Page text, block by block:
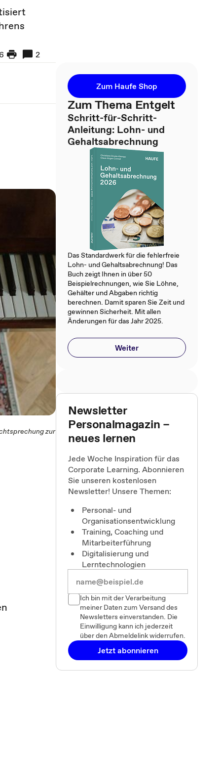
2
zur
Zum Haufe Shop
Zum Thema Entgelt
Schritt-für-Schritt-
Anleitung: Lohn- und
Gehaltsabrechnung
Das Standardwerk für die fehlerfreie
Lohn- und Gehaltsabrechnung! Das
Buch zeigt Ihnen in über 50
Beispielrechnungen, wie Sie Löhne,
Gehälter und Abgaben richtig
berechnen. Damit sparen Sie Zeit und
gewinnen Sicherheit. Mit allen
Änderungen für das Jahr 2025.
Weiter
Newsletter
Personalmagazin –
neues lernen
Jede Woche Inspiration für das
Corporate Learning. Abonnieren
Sie unseren kostenlosen
Newsletter! Unsere Themen:
Personal- und
Organisationsentwicklung
Training, Coaching und
Mitarbeiterführung
Digitalisierung und
Lerntechnologien
Ich bin mit der Verarbeitung
meiner Daten zum Versand des
Newsletters einverstanden. Die
Einwilligung kann ich jederzeit
über den Abmeldelink widerrufen.
Jetzt abonnieren